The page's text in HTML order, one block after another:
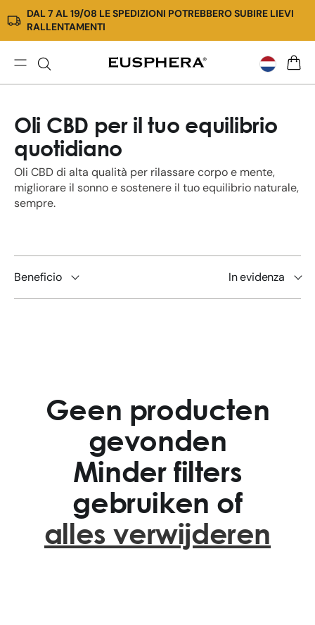
Meteen
naar de
content
DAL 7 AL 19/08 LE SPEDIZIONI POTREBBERO SUBIRE LIEVI
RALLENTAMENTI
cannabisolie
-
CBD
Oil
Oli CBD per il tuo equilibrio
quotidiano
Oli CBD di alta qualità per rilassare corpo e mente,
migliorare il sonno e sostenere il tuo equilibrio naturale,
sempre.
Beneficio In evidenza
Geen producten
gevonden
Minder filters
gebruiken of
alles verwijderen